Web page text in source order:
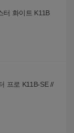
터 화이트 K11B
프로 K11B-SE //